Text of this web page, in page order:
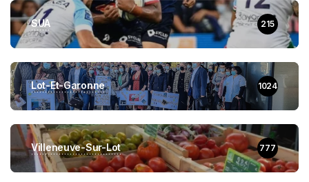
SUA 215
Lot-Et-Garonne 1024
Villeneuve-Sur-Lot 777